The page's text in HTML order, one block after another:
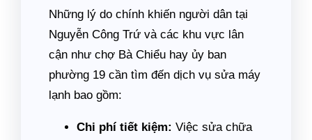
Những lý do chính khiến người dân tại
Nguyễn Công Trứ và các khu vực lân
cận như chợ Bà Chiểu hay ủy ban
phường 19 cần tìm đến dịch vụ sửa máy
lạnh bao gồm:
Chi phí tiết kiệm: Việc sửa chữa